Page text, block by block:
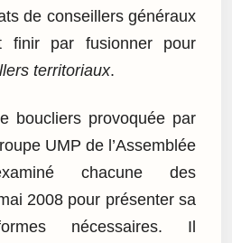
de conseillers généraux
finir par fusionner pour
territoriaux.
boucliers provoquée par
UMP de l’Assemblée
chacune des
2008 pour présenter sa
nécessaires. Il